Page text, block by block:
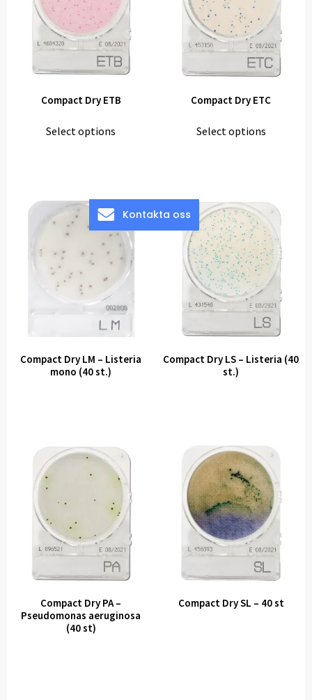
Compact Dry ETB
Select options
Compact Dry ETC
Select options
Compact Dry LM – Listeria
mono (40 st.)
Compact Dry LS – Listeria (40
st.)
Compact Dry PA –
Pseudomonas aeruginosa
(40 st)
Compact Dry SL – 40 st
Kontakta oss